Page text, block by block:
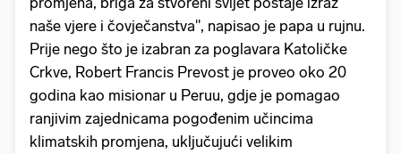
naše vjere i čovječanstva", napisao je papa u rujnu.
Prije nego što je izabran za poglavara Katoličke
Crkve, Robert Francis Prevost je proveo oko 20
godina kao misionar u Peruu, gdje je pomagao
ranjivim zajednicama pogođenim učincima
klimatskih promjena, uključujući velikim